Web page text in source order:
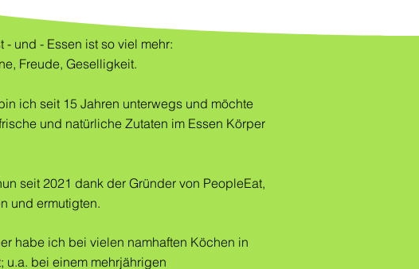
- und - Essen ist so viel mehr:
Freude, Geselligkeit.
ich seit 15 Jahren unterwegs und möchte
und natürliche Zutaten im Essen Körper
seit 2021 dank der Gründer von PeopleEat,
und ermutigten.
habe ich bei vielen namhaften Köchen in
u.a. bei einem mehrjährigen